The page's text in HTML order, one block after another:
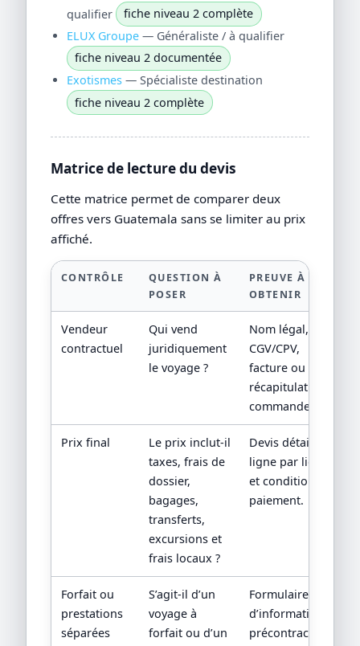
qualifier
fiche niveau 2 complète
ELUX Groupe— Généraliste / à qualifier
fiche niveau 2 documentée
Exotismes— Spécialiste destination
fiche niveau 2 complète
Matrice de lecture du devis
Cette matrice permet de comparer deux
offres vers Guatemala sans se limiter au prix
affiché.
CONTRÔLE
QUESTION À
POSER
PREUVE À
OBTENIR
Vendeur
contractuel
Qui vend
juridiquement
le voyage ?
Nom légal,
CGV/CPV,
facture ou
récapitulatif de
commande.
Prix final
Le prix inclut-il
taxes, frais de
dossier,
bagages,
transferts,
excursions et
frais locaux ?
Devis détaillé
ligne par ligne
et conditions de
paiement.
Forfait ou
prestations
séparées
S’agit-il d’un
voyage à
forfait ou d’un
Formulaire
d’information
précontractuelle